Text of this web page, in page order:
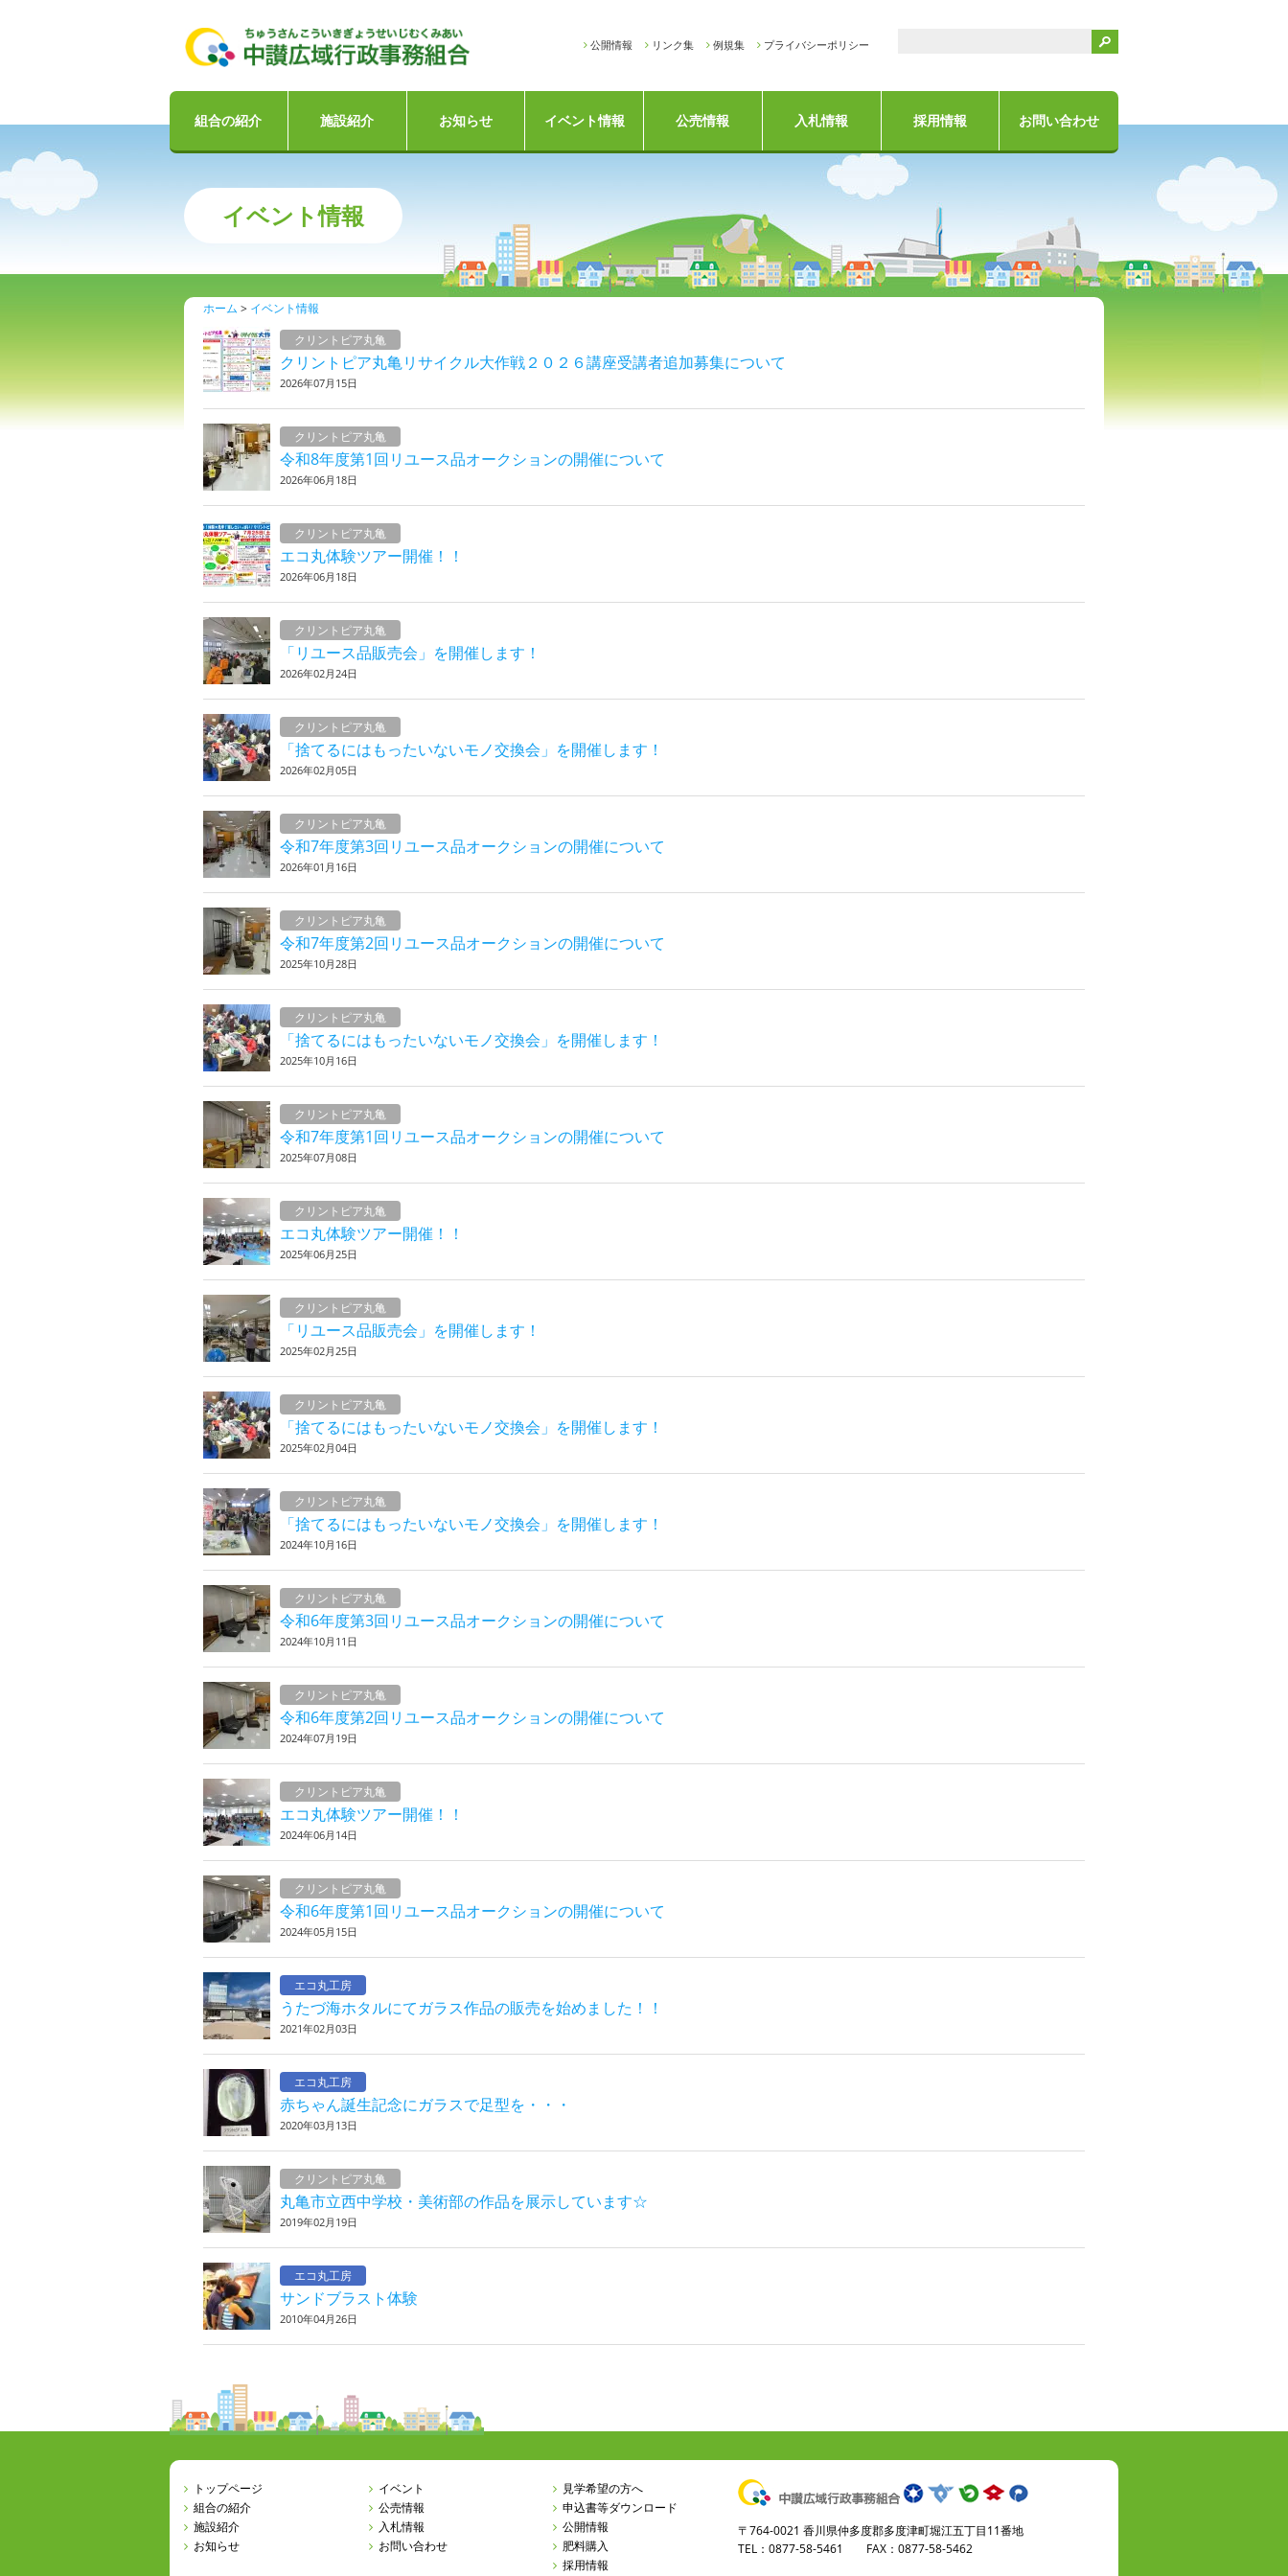
公開情報 リンク集 例規集 プライバシーポリシー 検索
組合の紹介 施設紹介 お知らせ イベント情報 公売情報 入札情報 採用情報 お問い合わせ
イベント情報
ホーム
イベント情報
クリントピア丸亀
クリントピア丸亀リサイクル大作戦２０２６講座受講者追加募集について
2026年07月15日
クリントピア丸亀
令和8年度第1回リユース品オークションの開催について
2026年06月18日
クリントピア丸亀
エコ丸体験ツアー開催！！
2026年06月18日
クリントピア丸亀
「リユース品販売会」を開催します！
2026年02月24日
クリントピア丸亀
「捨てるにはもったいないモノ交換会」を開催します！
2026年02月05日
クリントピア丸亀
令和7年度第3回リユース品オークションの開催について
2026年01月16日
クリントピア丸亀
令和7年度第2回リユース品オークションの開催について
2025年10月28日
クリントピア丸亀
「捨てるにはもったいないモノ交換会」を開催します！
2025年10月16日
クリントピア丸亀
令和7年度第1回リユース品オークションの開催について
2025年07月08日
クリントピア丸亀
エコ丸体験ツアー開催！！
2025年06月25日
クリントピア丸亀
「リユース品販売会」を開催します！
2025年02月25日
クリントピア丸亀
「捨てるにはもったいないモノ交換会」を開催します！
2025年02月04日
クリントピア丸亀
「捨てるにはもったいないモノ交換会」を開催します！
2024年10月16日
クリントピア丸亀
令和6年度第3回リユース品オークションの開催について
2024年10月11日
クリントピア丸亀
令和6年度第2回リユース品オークションの開催について
2024年07月19日
クリントピア丸亀
エコ丸体験ツアー開催！！
2024年06月14日
クリントピア丸亀
令和6年度第1回リユース品オークションの開催について
2024年05月15日
エコ丸工房
うたづ海ホタルにてガラス作品の販売を始めました！！
2021年02月03日
エコ丸工房
赤ちゃん誕生記念にガラスで足型を・・・
2020年03月13日
クリントピア丸亀
丸亀市立西中学校・美術部の作品を展示しています☆
2019年02月19日
エコ丸工房
サンドブラスト体験
2010年04月26日
トップページ
組合の紹介
施設紹介
お知らせ
イベント
公売情報
入札情報
お問い合わせ
見学希望の方へ
申込書等ダウンロード
公開情報
肥料購入
採用情報
〒764-0021 香川県仲多度郡多度津町堀江五丁目11番地
TEL：0877-58-5461 FAX：0877-58-5462